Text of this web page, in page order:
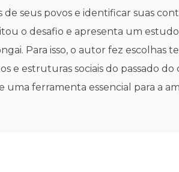
seus povos e identificar suas
o desafio e apresenta um
Para isso, o autor fez escolhas
e estruturas sociais do passado do
ferramenta essencial para a